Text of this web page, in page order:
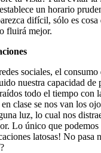
un horario
difícil, sólo es cosa
fluirá mejor.
sociales, el
nuestra capacidad de
todo el tiempo con
clase se nos van los
luz, lo cual nos
Lo único que podemos
latosas! No pasa